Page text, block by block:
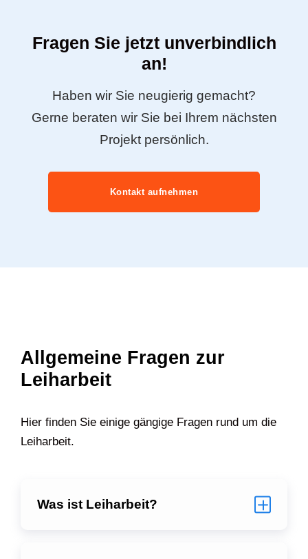
Fragen Sie jetzt unverbindlich
an!
Haben wir Sie neugierig gemacht?
Gerne beraten wir Sie bei Ihrem nächsten
Projekt persönlich.
Kontakt aufnehmen
Allgemeine Fragen zur
Leiharbeit
Hier finden Sie einige gängige Fragen rund um die
Leiharbeit.
Was ist Leiharbeit?